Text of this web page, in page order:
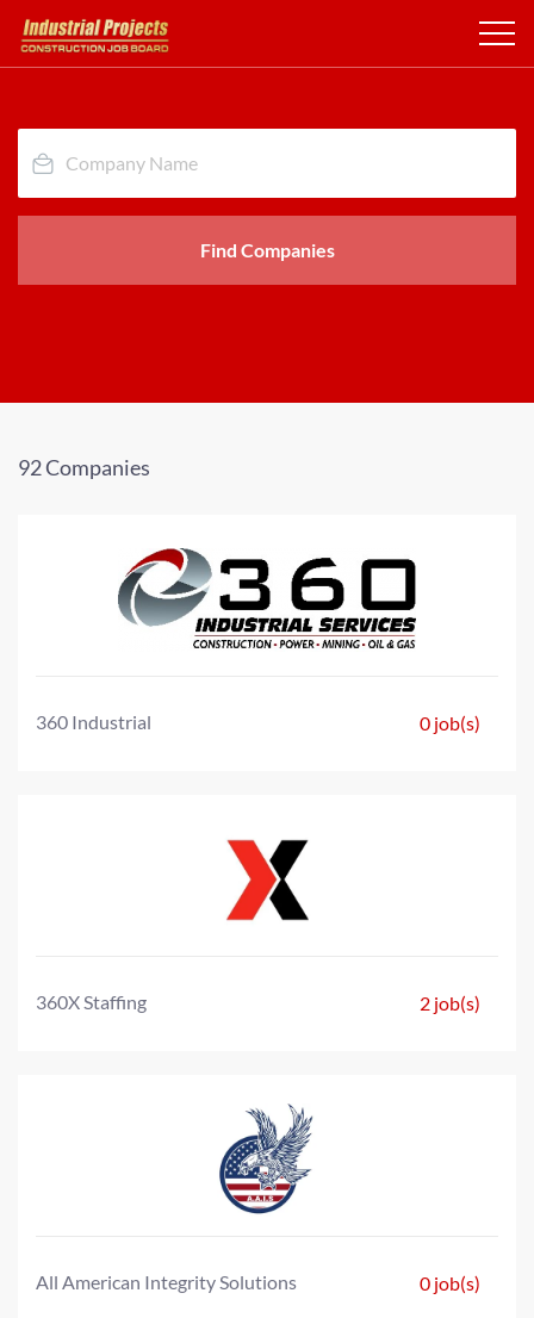
Find Companies
92 Companies
360 Industrial 0 job(s)
360X Staffing 2 job(s)
All American Integrity Solutions 0 job(s)